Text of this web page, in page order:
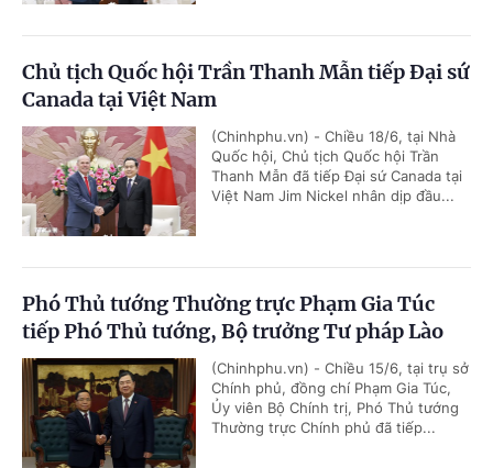
Chủ tịch Quốc hội Trần Thanh Mẫn tiếp Đại sứ
Canada tại Việt Nam
(Chinhphu.vn) - Chiều 18/6, tại Nhà
Quốc hội, Chủ tịch Quốc hội Trần
Thanh Mẫn đã tiếp Đại sứ Canada tại
Việt Nam Jim Nickel nhân dịp đầu...
Phó Thủ tướng Thường trực Phạm Gia Túc
tiếp Phó Thủ tướng, Bộ trưởng Tư pháp Lào
(Chinhphu.vn) - Chiều 15/6, tại trụ sở
Chính phủ, đồng chí Phạm Gia Túc,
Ủy viên Bộ Chính trị, Phó Thủ tướng
Thường trực Chính phủ đã tiếp...